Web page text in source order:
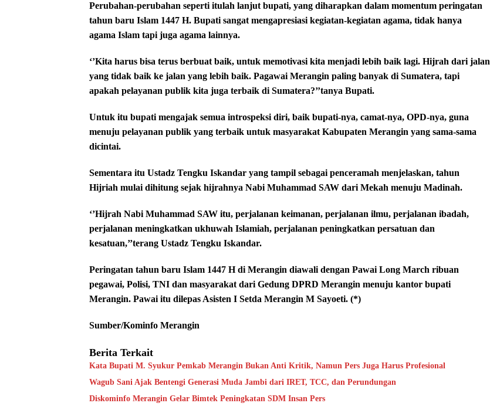
Perubahan-perubahan seperti itulah lanjut bupati, yang diharapkan dalam momentum peringatan
tahun baru Islam 1447 H. Bupati sangat mengapresiasi kegiatan-kegiatan agama, tidak hanya
agama Islam tapi juga agama lainnya.
‘’Kita harus bisa terus berbuat baik, untuk memotivasi kita menjadi lebih baik lagi. Hijrah dari jalan
yang tidak baik ke jalan yang lebih baik. Pagawai Merangin paling banyak di Sumatera, tapi
apakah pelayanan publik kita juga terbaik di Sumatera?’’tanya Bupati.
Untuk itu bupati mengajak semua introspeksi diri, baik bupati-nya, camat-nya, OPD-nya, guna
menuju pelayanan publik yang terbaik untuk masyarakat Kabupaten Merangin yang sama-sama
dicintai.
Sementara itu Ustadz Tengku Iskandar yang tampil sebagai penceramah menjelaskan, tahun
Hijriah mulai dihitung sejak hijrahnya Nabi Muhammad SAW dari Mekah menuju Madinah.
‘’Hijrah Nabi Muhammad SAW itu, perjalanan keimanan, perjalanan ilmu, perjalanan ibadah,
perjalanan meningkatkan ukhuwah Islamiah, perjalanan peningkatkan persatuan dan
kesatuan,’’terang Ustadz Tengku Iskandar.
Peringatan tahun baru Islam 1447 H di Merangin diawali dengan Pawai Long March ribuan
pegawai, Polisi, TNI dan masyarakat dari Gedung DPRD Merangin menuju kantor bupati
Merangin. Pawai itu dilepas Asisten I Setda Merangin M Sayoeti. (*)
Sumber/Kominfo Merangin
Berita Terkait
Kata Bupati M. Syukur Pemkab Merangin Bukan Anti Kritik, Namun Pers Juga Harus Profesional
Wagub Sani Ajak Bentengi Generasi Muda Jambi dari IRET, TCC, dan Perundungan
Diskominfo Merangin Gelar Bimtek Peningkatan SDM Insan Pers